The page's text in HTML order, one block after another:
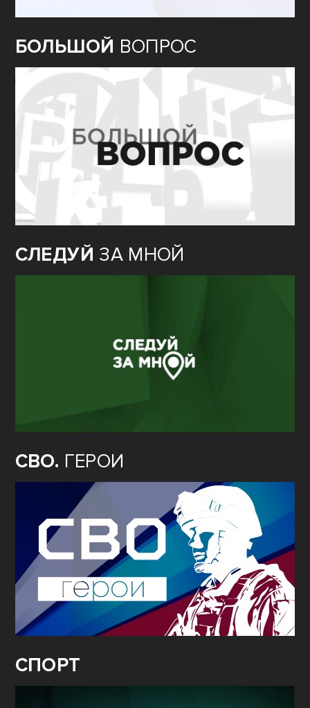
БОЛЬШОЙ ВОПРОС
СЛЕДУЙ ЗА МНОЙ
СВО. ГЕРОИ
СПОРТ